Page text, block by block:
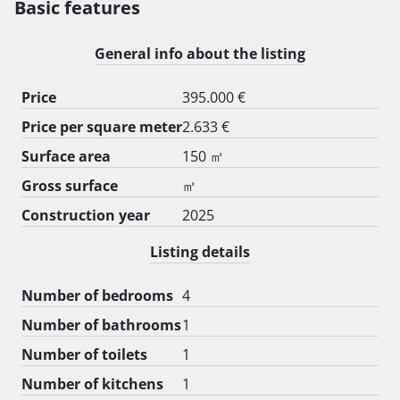
Lokacija: Ulica Antuna Kanižlića 8, Osijek
Površina parcele: 152 m²
Stambena površina objekta: 150,7 m²
Dvorište: 55 m² uređeno zelenilom
Garaža: Privatna garaža za jedno vozilo
HIBRIDNA FN ELEKTRANA 12kW S BATERIJSKIM
SPREMNIKOM 26kWh
PUNIONICA ZA ELEKTRIČNA VOZILA
- Otvoreni koncept dnevnog boravka s blagovaonicom i
kuhinjom
- Gostinjski WC
- Garaža
Ulazni hodnik i stubište Keramičke pločice 13.24 m²
Basic features
General info about the listing
Price
395.000 €
Price per square meter2.633 €
Surface area
150 ㎡
Gross surface
㎡
Construction year
2025
Listing details
Number of bedrooms 4
Number of bathrooms1
Number of toilets
1
Number of kitchens
1